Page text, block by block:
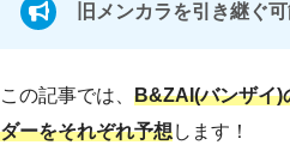
旧メンカラを引き継ぐ
この記事では、 B&ZAI(バンザイ)
ダーをそれぞれ予想します！